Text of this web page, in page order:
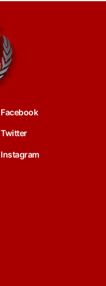
Facebook
Twitter
Instagram